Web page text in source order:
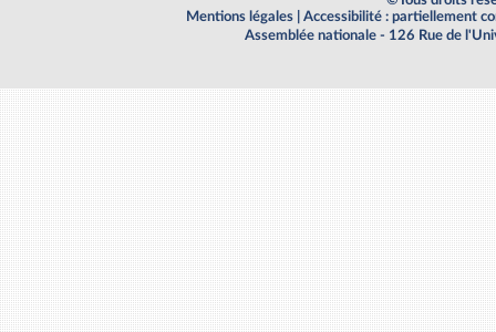
Mentions légales
Accessibilité : partiellement
Assemblée nationale - 126 Rue de